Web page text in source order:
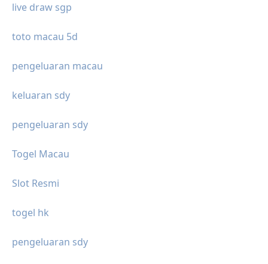
live draw sgp
toto macau 5d
pengeluaran macau
keluaran sdy
pengeluaran sdy
Togel Macau
Slot Resmi
togel hk
pengeluaran sdy